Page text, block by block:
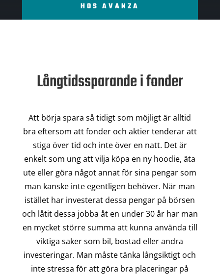
HOS AVANZA
Långtidssparande i fonder
Att börja spara så tidigt som möjligt är alltid
bra eftersom att fonder och aktier tenderar att
stiga över tid och inte över en natt. Det är
enkelt som ung att vilja köpa en ny hoodie, äta
ute eller göra något annat för sina pengar som
man kanske inte egentligen behöver. När man
istället har investerat dessa pengar på börsen
och låtit dessa jobba åt en under 30 år har man
en mycket större summa att kunna använda till
viktiga saker som bil, bostad eller andra
investeringar. Man måste tänka långsiktigt och
inte stressa för att göra bra placeringar på